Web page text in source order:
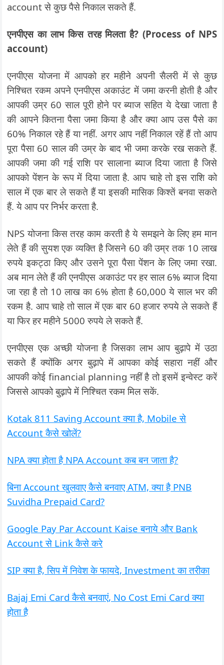
account से कुछ पैसे निकाल सकते हैं.
एनपीएस का लाभ किस तरह मिलता है? (Process of NPS
account)
एनपीएस योजना में आपको हर महीने अपनी सैलरी में से कुछ
निश्चित रकम अपने एनपीएस अकाउंट में जमा करनी होती है और
आपकी उम्र 60 साल पूरी होने पर ब्याज सहित ये देखा जाता है
की आपने कितना पैसा जमा किया है और क्या आप उस पैसे का
60% निकाल रहे हैं या नहीं. अगर आप नहीं निकाल रहें हैं तो आप
पूरा पैसा 60 साल की उम्र के बाद भी जमा करके रख सकते हैं.
आपकी जमा की गई राशि पर सालाना ब्याज दिया जाता है जिसे
आपको पेंशन के रूप में दिया जाता है. आप चाहे तो इस राशि को
साल में एक बार ले सकते हैं या इसकी मासिक किश्तें बनवा सकते
हैं. ये आप पर निर्भर करता है.
NPS योजना किस तरह काम करती है ये समझने के लिए हम मान
लेते हैं की सुयश एक व्यक्ति है जिसने 60 की उम्र तक 10 लाख
रुपये इकट्ठा किए और उसने पूरा पैसा पेंशन के लिए जमा रखा.
अब मान लेते हैं की एनपीएस अकाउंट पर हर साल 6% ब्याज दिया
जा रहा है तो 10 लाख का 6% होता है 60,000 ये साल भर की
रकम है. आप चाहे तो साल में एक बार 60 हजार रुपये ले सकते हैं
या फिर हर महीने 5000 रुपये ले सकते हैं.
एनपीएस एक अच्छी योजना है जिसका लाभ आप बुढ़ापे में उठा
सकते हैं क्योंकि अगर बुढ़ापे में आपका कोई सहारा नहीं और
आपकी कोई financial planning नहीं है तो इसमें इन्वेस्ट करें
जिससे आपको बुढ़ापे में निश्चित रकम मिल सकें.
Kotak 811 Saving Account क्या है, Mobile से
Account कैसे खोलें?
NPA क्या होता है NPA Account कब बन जाता है?
बिना Account खुलवाए कैसे बनवाए ATM, क्या है PNB
Suvidha Prepaid Card?
Google Pay Par Account Kaise बनाये और Bank
Account से Link कैसे करे
SIP क्या है, सिप में निवेश के फायदे, Investment का तरीका
Bajaj Emi Card कैसे बनवाएं, No Cost Emi Card क्या
होता है